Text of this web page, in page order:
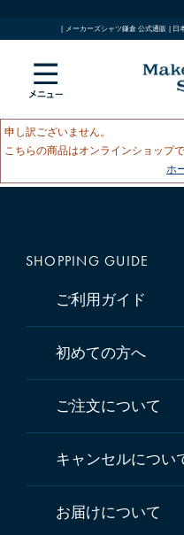
| メーカーズシャツ鎌倉 公式通販 |
申し訳ございません。
こちらの商品はオンラインショップ
ホ
SHOPPING GUIDE
ご利用ガイド
初めての方へ
ご注文について
キャンセルについ
お届けについて